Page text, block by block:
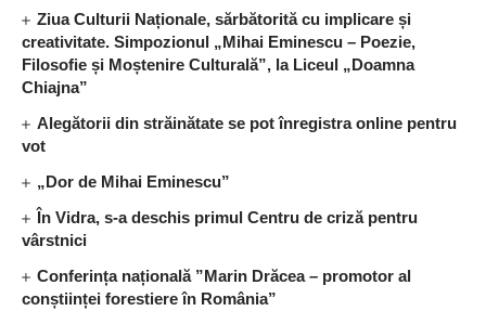
Ziua Culturii Naționale, sărbătorită cu implicare și
creativitate. Simpozionul „Mihai Eminescu – Poezie,
Filosofie și Moștenire Culturală”, la Liceul „Doamna
Chiajna”
Alegătorii din străinătate se pot înregistra online pentru
vot
„Dor de Mihai Eminescu”
În Vidra, s-a deschis primul Centru de criză pentru
vârstnici
Conferința națională ”Marin Drăcea – promotor al
conștiinței forestiere în România”